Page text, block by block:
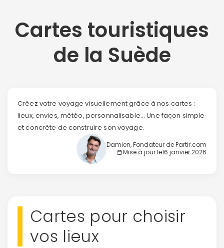
Cartes touristiques
de la Suède
Créez votre voyage visuellement grâce à nos cartes :
lieux, envies, météo, personnalisable... Une façon simple
et concrète de construire son voyage.
Damien, Fondateur de Partir.com
Mise à jour le16 janvier 2026
Cartes pour choisir
vos lieux